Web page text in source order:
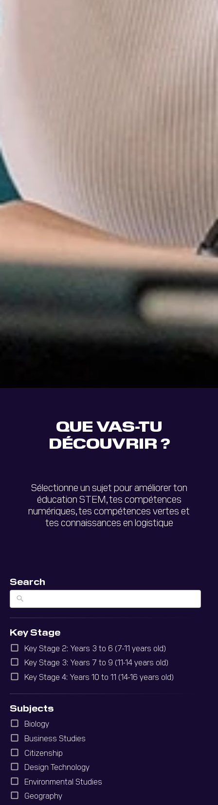
QUE VAS-TU
DÉCOUVRIR ?
Sélectionne un sujet pour améliorer ton
éducation STEM, tes compétences
numériques, tes compétences vertes et
tes connaissances en logistique
Search
Key Stage
Key Stage 2: Years 3 to 6 (7-11 years old)
Key Stage 3: Years 7 to 9 (11-14 years old)
Key Stage 4: Years 10 to 11 (14-16 years old)
Subjects
Biology
Business Studies
Citizenship
Design Technology
Environmental Studies
Geography